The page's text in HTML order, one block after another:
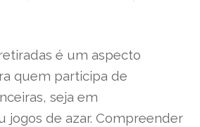
é um aspecto
quem participa de
seja em
jogos de azar. Compreender